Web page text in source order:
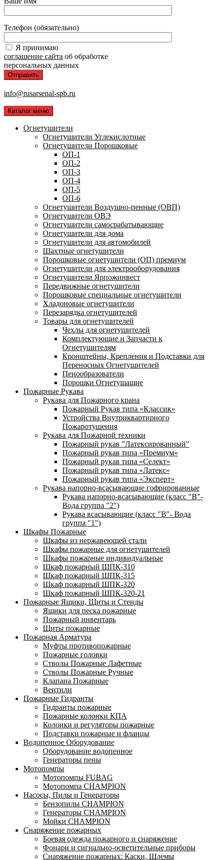
Телефон (обязательно)
Я принимаю
соглашение сайта об обработке
персональных данных
info@rusarsenal-spb.ru
Каталог меню
Огнетушители
Огнетушители Углекислотные
Огнетушители Порошковые
ОП-1
ОП-2
ОП-3
ОП-4
ОП-5
ОП-6
Огнетушители Воздушно-пенные (ОВП)
Огнетушители ОВЭ
Огнетушители самосрабатывающие
Огнетушители для дома
Огнетушители для автомобилей
Шахтные огнетушители
Порошковые огнетушители (ОП) премиум
Огнетушители для электрооборудования
Огнетушители Ярпожинвест
Передвижные огнетушители
Порошковые специальные огнетушители
Хладоновые огнетушители
Перезарядка огнетушителей
Товары для огнетушителей
Чехлы для огнетушителей
Комплектующие и Запчасти к
Огнетушителям
Кронштейны, Крепления и Подставки для
Переносных Огнетушителей
Пенообразователи
Порошки Огнетушащие
Пожарные Рукава
Рукава для Пожарного крана
Пожарный Рукав типа «Классик»
Устройства Внутриквартирного
Пожаротушения
Рукава для Пожарной техники
Пожарный рукав "Латексированный"
Пожарный рукав типа «Премиум»
Пожарный рукав типа «Селект»
Пожарный рукав типа «Латекс»
Пожарный рукав типа «Эксперт»
Рукава напорно-всасывающие гофрированные
Рукава напорно-всасывающие (класс "В"-
Вода группа "2")
Рукава всасывающие (класс "В"- Вода
группа "1")
Шкафы Пожарные
Шкафы из нержавеющей стали
Шкафы пожарные для огнетушителей
Шкафы пожарные индивидуальные
Шкаф пожарный ШПК-310
Шкаф пожарный ШПК-315
Шкаф пожарный ШПК-320
Шкаф пожарный ШПК-320-21
Пожарные Ящики, Щиты и Стенды
Ящики для песка пожарные
Пожарный инвентарь
Щиты пожарные
Пожарная Арматура
Муфты противопожарные
Пожарные головки
Стволы Пожарные Лафетные
Стволы Пожарные Ручные
Клапана Пожарные
Вентили
Пожарные Гидранты
Гидранты пожарные
Пожарные колонки КПА
Колонки и регуляторы пожарные
Подставки пожарные и фланцы
Водопенное Оборудование
Оборудование водопенное
Генераторы пены
Мотопомпы
Мотопомпы FUBAG
Мотопомпа CHAMPION
Насосы, Пилы и Генераторы
Бензопилы CHAMPION
Генераторы CHAMPION
Мойки CHAMPION
Снаряжение пожарных
Боевая одежда пожарного и снаряжение
Фонари и сигнально-осветительные приборы
Снаряжение пожарных: Каски, Шлемы